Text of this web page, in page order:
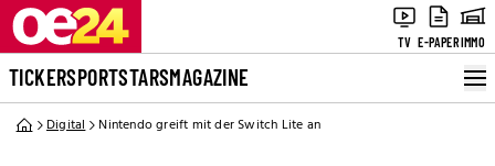
TV E-PAPERIMMO
TICKERSPORTSTARSMAGAZINE
Digital Nintendo greift mit der Switch Lite an